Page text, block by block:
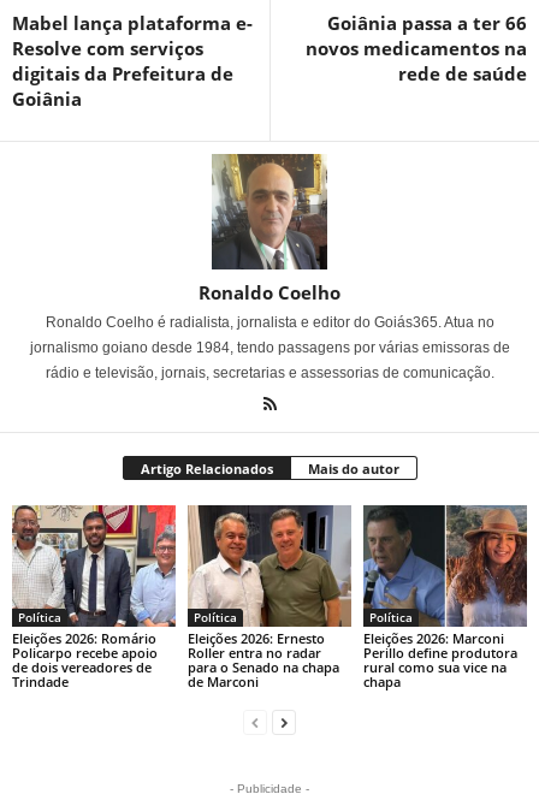
Mabel lança plataforma e-
Resolve com serviços
digitais da Prefeitura de
Goiânia
Goiânia passa a ter 66
novos medicamentos na
rede de saúde
Ronaldo Coelho
Ronaldo Coelho é radialista, jornalista e editor do Goiás365. Atua no
jornalismo goiano desde 1984, tendo passagens por várias emissoras de
rádio e televisão, jornais, secretarias e assessorias de comunicação.
Artigo Relacionados Mais do autor
Política
Eleições 2026: Romário
Policarpo recebe apoio
de dois vereadores de
Trindade
Política
Eleições 2026: Ernesto
Roller entra no radar
para o Senado na chapa
de Marconi
Política
Eleições 2026: Marconi
Perillo define produtora
rural como sua vice na
chapa
- Publicidade -